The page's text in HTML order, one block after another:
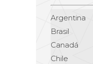
Argentina
Brasil
Canadá
Chile